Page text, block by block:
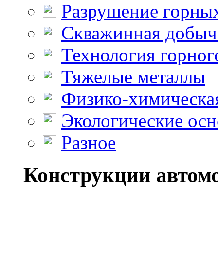
Разрушение
Скважинная
Технология
Тяжелые металлы
Физико-
Экологические
Разное
Конструкции